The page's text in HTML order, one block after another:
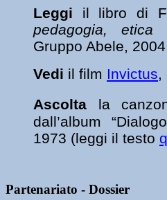
Leggi il libro di
pedagogia, etica
Gruppo Abele, 2004
Vedi il film Invictus,
Ascolta la
dall’album
1973 (leggi il testo
Partenariato - Dossier